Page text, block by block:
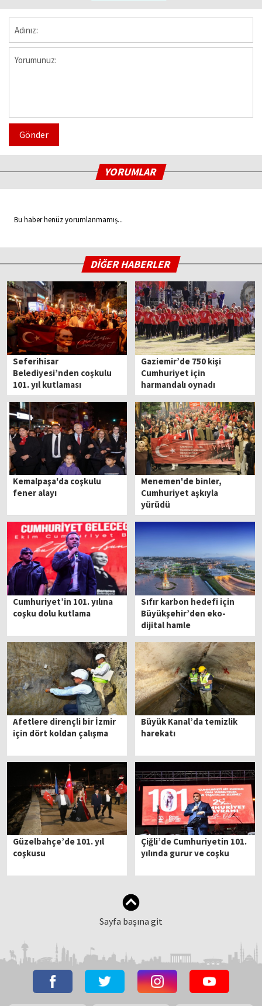
Gönder
YORUMLAR
Bu haber henüz yorumlanmamış...
DİĞER HABERLER
Seferihisar
Belediyesi’nden coşkulu
101. yıl kutlaması
Gaziemir’de 750 kişi
Cumhuriyet için
harmandalı oynadı
Kemalpaşa'da coşkulu
fener alayı
Menemen'de binler,
Cumhuriyet aşkıyla
yürüdü
Cumhuriyet’in 101. yılına
coşku dolu kutlama
Sıfır karbon hedefi için
Büyükşehir’den eko-
dijital hamle
Afetlere dirençli bir İzmir
için dört koldan çalışma
Büyük Kanal’da temizlik
harekatı
Güzelbahçe’de 101. yıl
coşkusu
Çiğli’de Cumhuriyetin 101.
yılında gurur ve coşku
Sayfa başına git